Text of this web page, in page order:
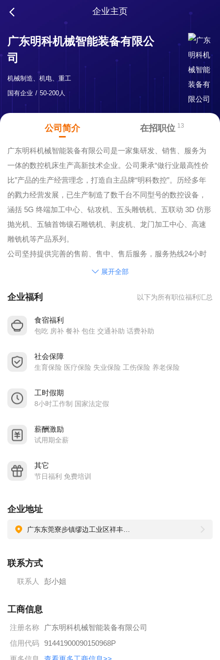
企业主页
广东明科机械智能装备有限公
司
机械制造、机电、重工
国有企业
50-200人
公司简介 在招职位 13
广东明科机械智能装备有限公司是一家集研发、销售、服务为
一体的数控机床生产高新技术企业。公司秉承“做行业最高性价
比”产品的生产经营理念，打造自主品牌“明科数控”。历经多年
的戮力经营发展，已生产制造了数千台不同型号的数控设备，
涵括 5G 终端加工中心、钻攻机、五头雕铣机、五联动 3D 仿形
抛光机、五轴首饰镶石雕铣机、剥皮机、龙门加工中心、高速
雕铣机等产品系列。
公司坚持提供完善的售前、售中、售后服务，服务热线24小时
开通，真正及时为客户排忧解难。在现在机床业竞争如此激烈
来发展路上披荆斩棘，誓为机床业带来一股全新的力量!!
车机车、仪器仪表等领域的五金加工，得到广大客户的认可与
至于我们的产品能远销于国内外各个地区。
拥有高标准的生产制程，创新的研发设计、专业的机电整合以
尼绍球杆仪、动平衡仪等高精度检查设备。确保交给客户的每
展开全部
企业福利 以下为所有职位福利汇总
食宿福利
包吃 房补 餐补 包住 交通补助 话费补助
社会保障
生育保险 医疗保险 失业保险 工伤保险 养老保险
工时假期
8小时工作制 国家法定假
薪酬激励
试用期全薪
其它
节日福利 免费培训
企业地址
联系方式
联系人 彭小姐
工商信息
注册名称
广东明科机械智能装备有限公司
信用代码 91441900090150968P